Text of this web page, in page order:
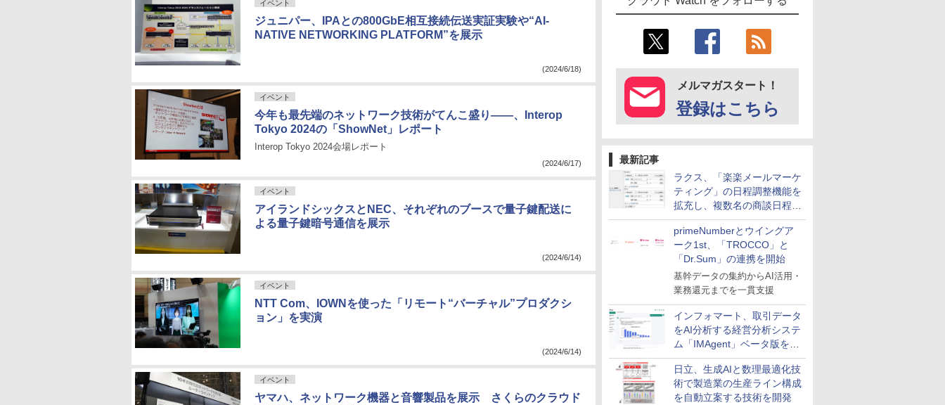
メルマガスタート！
登録はこちら
最新記事
ラクス、「楽楽メールマーケ
ティング」の日程調整機能を
拡充し、複数名の商談日程調
整を効率化
primeNumberとウイングア
ーク1st、「TROCCO」と
「Dr.Sum」の連携を開始
基幹データの集約からAI活用・
業務還元までを一貫支援
インフォマート、取引データ
をAI分析する経営分析システ
ム「IMAgent」ベータ版を提
供
日立、生成AIと数理最適化技
術で製造業の生産ライン構成
を自動立案する技術を開発
イベント
ジュニパー、IPAとの800GbE相互接続伝送実証実験や“AI-
NATIVE NETWORKING PLATFORM”を展示
(2024/6/18)
イベント
今年も最先端のネットワーク技術がてんこ盛り――、Interop
Tokyo 2024の「ShowNet」レポート
Interop Tokyo 2024会場レポート
(2024/6/17)
イベント
アイランドシックスとNEC、それぞれのブースで量子鍵配送に
よる量子鍵暗号通信を展示
(2024/6/14)
イベント
NTT Com、IOWNを使った「リモート“バーチャル”プロダクシ
ョン」を実演
(2024/6/14)
イベント
ヤマハ、ネットワーク機器と音響製品を展示 さくらのクラウド